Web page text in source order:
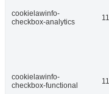
cookielawinfo-
checkbox-analytics
cookielawinfo-
checkbox-functional